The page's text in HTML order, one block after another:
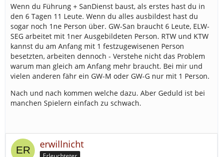
Wenn du Führung + SanDienst baust, als erstes hast du in
den 6 Tagen 11 Leute. Wenn du alles ausbildest hast du
sogar noch 1ne Person über. GW-San braucht 6 Leute, ELW-
SEG arbeitet mit 1ner Ausgebildeten Person. RTW und KTW
kannst du am Anfang mit 1 festzugewisenen Person
besetzten, arbeiten dennoch - Verstehe nicht das Problem
warum man gleich am Anfang mehr braucht. Bei mir und
vielen anderen fähr ein GW-M oder GW-G nur mit 1 Person.
Nach und nach kommen welche dazu. Aber Geduld ist bei
manchen Spielern einfach zu schwach.
erwillnicht